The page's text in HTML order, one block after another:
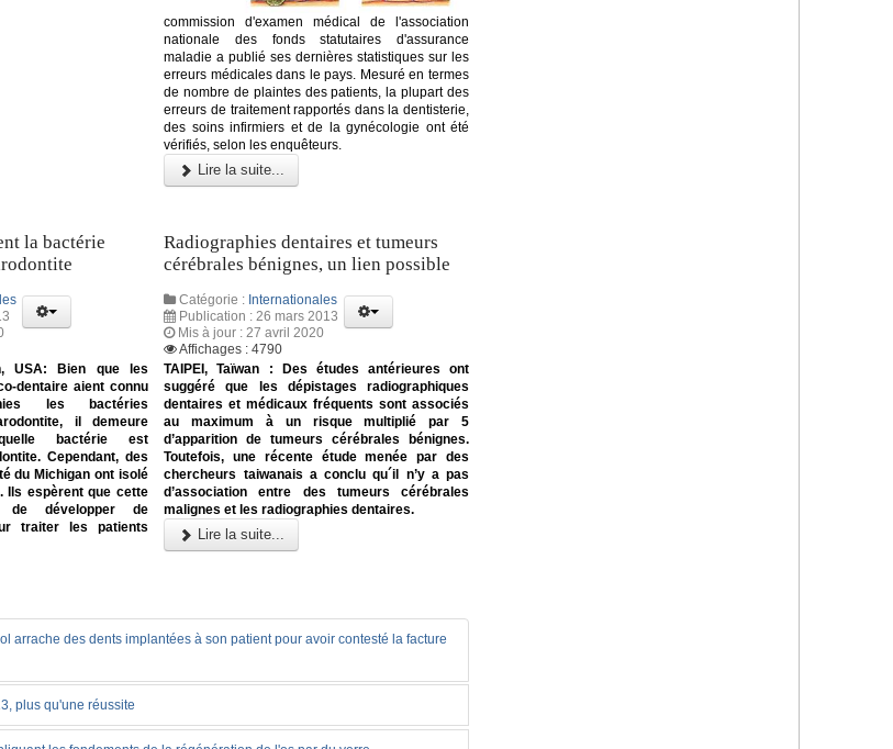
commission d'examen médical de l'association
nationale des fonds statutaires d'assurance
maladie a publié ses dernières statistiques sur les
erreurs médicales dans le pays. Mesuré en termes
de nombre de plaintes des patients, la plupart des
erreurs de traitement rapportés dans la dentisterie,
des soins infirmiers et de la gynécologie ont été
vérifiés, selon les enquêteurs.
Lire la suite...
la bactérie
USA: Bien que les
dentaire aient connu
les bactéries
il demeure
bactérie est
Cependant, des
du Michigan ont isolé
Ils espèrent que cette
de développer de
traiter les patients
Radiographies dentaires et tumeurs
cérébrales bénignes, un lien possible
Catégorie : Internationales
Publication : 26 mars 2013
Mis à jour : 27 avril 2020
Affichages : 4790
TAIPEI, Taïwan : Des études antérieures ont
suggéré que les dépistages radiographiques
dentaires et médicaux fréquents sont associés
au maximum à un risque multiplié par 5
d’apparition de tumeurs cérébrales bénignes.
Toutefois, une récente étude menée par des
chercheurs taiwanais a conclu qu´il n’y a pas
d’association entre des tumeurs cérébrales
malignes et les radiographies dentaires.
Lire la suite...
arrache des dents implantées à son patient pour avoir contesté la facture
plus qu'une réussite